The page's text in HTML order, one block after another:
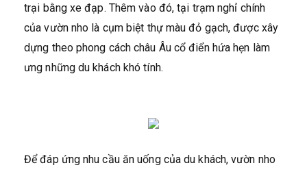
trại bằng xe đạp. Thêm vào đó, tại trạm nghỉ chính
của vườn nho là cụm biệt thự màu đỏ gạch, được xây
dựng theo phong cách châu Âu cổ điển hứa hẹn làm
ưng những du khách khó tính.
Để đáp ứng nhu cầu ăn uống của du khách, vườn nho